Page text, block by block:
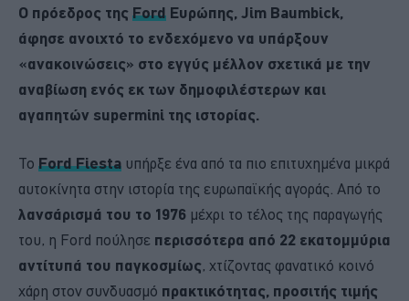
Ο πρόεδρος της Ford Ευρώπης, Jim Baumbick,
άφησε ανοιχτό το ενδεχόμενο να υπάρξουν
«ανακοινώσεις» στο εγγύς μέλλον σχετικά με την
αναβίωση ενός εκ των δημοφιλέστερων και
αγαπητών supermini της ιστορίας.
Το Ford Fiesta υπήρξε ένα από τα πιο επιτυχημένα μικρά
αυτοκίνητα στην ιστορία της ευρωπαϊκής αγοράς. Από το
λανσάρισμά του το 1976 μέχρι το τέλος της παραγωγής
του, η Ford πούλησε περισσότερα από 22 εκατομμύρια
αντίτυπά του παγκοσμίως, χτίζοντας φανατικό κοινό
χάρη στον συνδυασμό πρακτικότητας, προσιτής τιμής